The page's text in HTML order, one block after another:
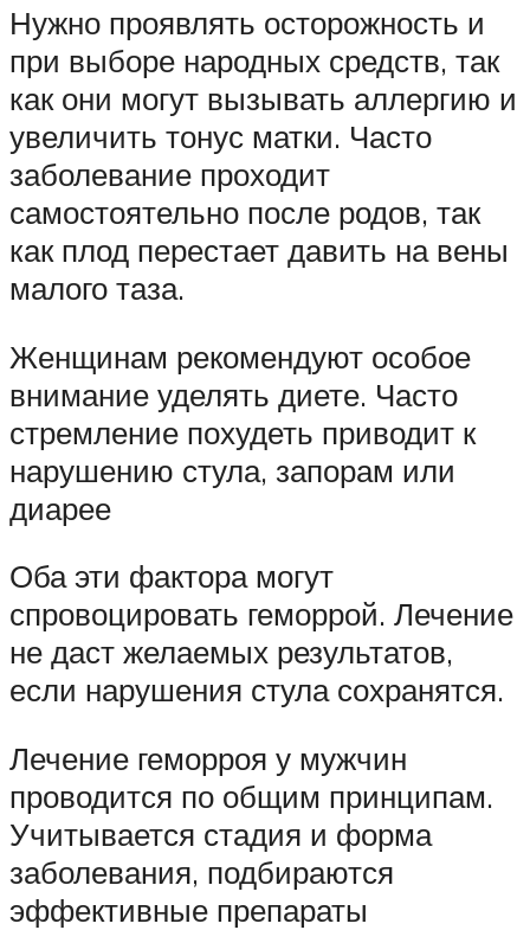
Нужно проявлять осторожность и
при выборе народных средств, так
как они могут вызывать аллергию и
увеличить тонус матки. Часто
заболевание проходит
самостоятельно после родов, так
как плод перестает давить на вены
малого таза.
Женщинам рекомендуют особое
внимание уделять диете. Часто
стремление похудеть приводит к
нарушению стула, запорам или
диарее
Оба эти фактора могут
спровоцировать геморрой. Лечение
не даст желаемых результатов,
если нарушения стула сохранятся.
Лечение геморроя у мужчин
проводится по общим принципам.
Учитывается стадия и форма
заболевания, подбираются
эффективные препараты